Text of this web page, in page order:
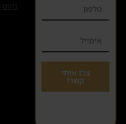
צרו איתי
קשר!